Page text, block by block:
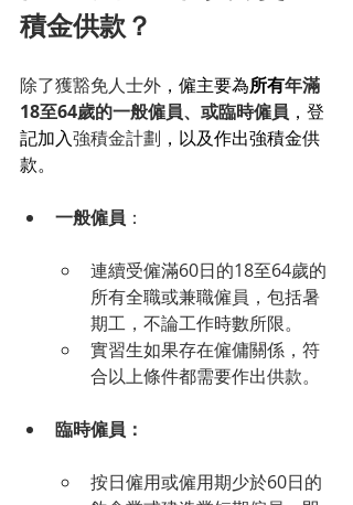
積金供款？
除了獲豁免人士外 ，僱主要為所有年滿
18至64歲的一般僱員、或臨時僱員 ，登
記加入強積金計劃 ，以及作出強積金供
款。
一般僱員 ：
連續受僱滿60日的18至64歲的
所有全職或兼職僱員，包括暑
期工，不論工作時數所限。
實習生如果存在僱傭關係 ，符
合以上條件都需要作出供款。
臨時僱員：
按日僱用或僱用期少於60日的